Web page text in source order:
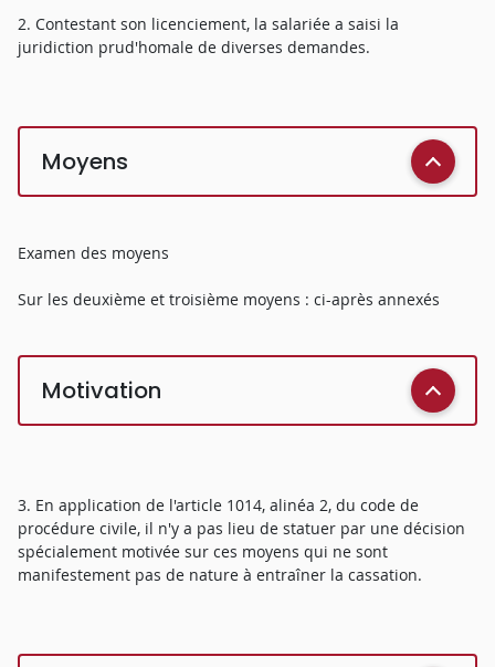
2. Contestant son licenciement, la salariée a saisi la
juridiction prud'homale de diverses demandes.
Moyens
Examen des moyens
Sur les deuxième et troisième moyens : ci-après annexés
Motivation
3. En application de l'article 1014, alinéa 2, du code de
procédure civile, il n'y a pas lieu de statuer par une décision
spécialement motivée sur ces moyens qui ne sont
manifestement pas de nature à entraîner la cassation.